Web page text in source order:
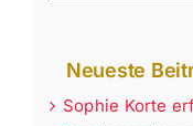
Neueste
Sophie Korte